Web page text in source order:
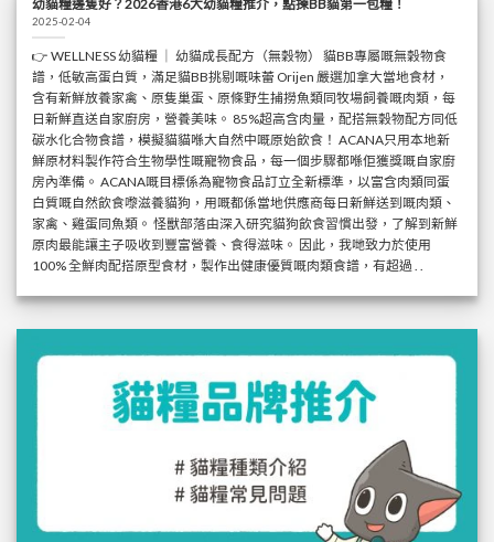
幼貓糧邊隻好？2026香港6大幼貓糧推介，點揀BB貓第一包糧！
2025-02-04
👉 WELLNESS 幼貓糧 ｜ 幼貓成長配方（無穀物） 貓BB專屬嘅無穀物食
譜，低敏高蛋白質，滿足貓BB挑剔嘅味蕾 Orijen 嚴選加拿大當地食材，
含有新鮮放養家禽、原隻巢蛋、原條野生捕撈魚類同牧場飼養嘅肉類，每
日新鮮直送自家廚房，營養美味。 85%超高含肉量，配搭無穀物配方同低
碳水化合物食譜，模擬貓貓喺大自然中嘅原始飲食！ ACANA只用本地新
鮮原材料製作符合生物學性嘅寵物食品，每一個步驟都喺佢獲獎嘅自家廚
房內準備。 ACANA嘅目標係為寵物食品訂立全新標準，以富含肉類同蛋
白質嘅自然飲食嚟滋養貓狗，用嘅都係當地供應商每日新鮮送到嘅肉類、
家禽、雞蛋同魚類。 怪獸部落由深入研究貓狗飲食習慣出發，了解到新鮮
原肉最能讓主子吸收到豐富營養、食得滋味。 因此，我哋致力於使用
100% 全鮮肉配搭原型食材，製作出健康優質嘅肉類食譜，有超過 . .